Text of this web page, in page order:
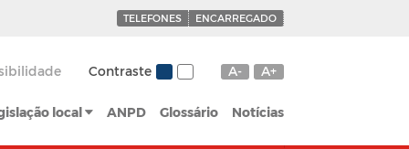
TELEFONES ENCARREGADO
A- A+
Contraste
local ANPD Glossário Notícias